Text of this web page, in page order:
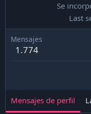
Se
Last
Mensajes
1.774
Mensajes de perfil